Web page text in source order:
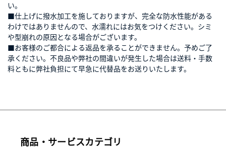
い。
■仕上げに撥水加工を施しておりますが、完全な防水性能がある
わけではありませんので、水濡れにはお気をつけください。シミ
型崩れの原因となる場合がございます。
■お客様のご都合による返品を承ることができません。予めご了
承ください。不良品や弊社の間違いが発生した場合は送料・手数
料ともに弊社負担にて早急に代替品をお送りいたします。
商品・サービスカテゴリ